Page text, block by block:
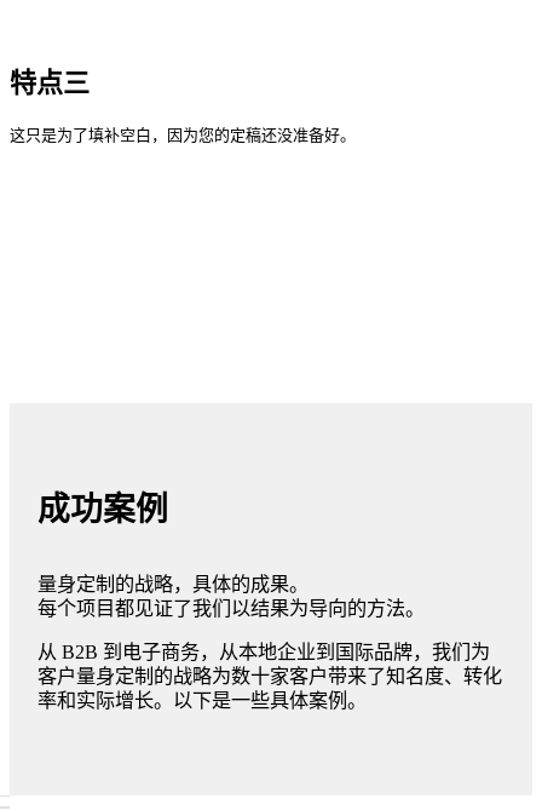
特点三
这只是为了填补空白，因为您的定稿还没准备好。
成功案例
量身定制的战略，具体的成果。
每个项目都见证了我们以结果为导向的方法。
从 B2B 到电子商务，从本地企业到国际品牌，我们为
客户量身定制的战略为数十家客户带来了知名度、转化
率和实际增长。以下是一些具体案例。